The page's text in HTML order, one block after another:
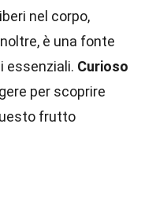
nel corpo,
è una fonte
essenziali. Curioso
per scoprire
frutto